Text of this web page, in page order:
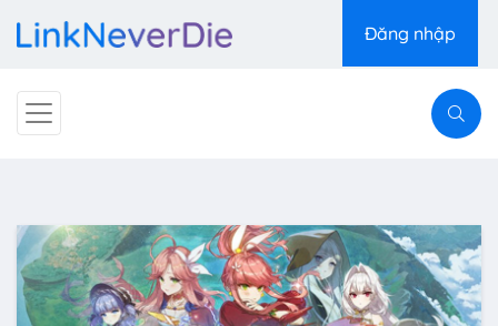
Đăng nhập